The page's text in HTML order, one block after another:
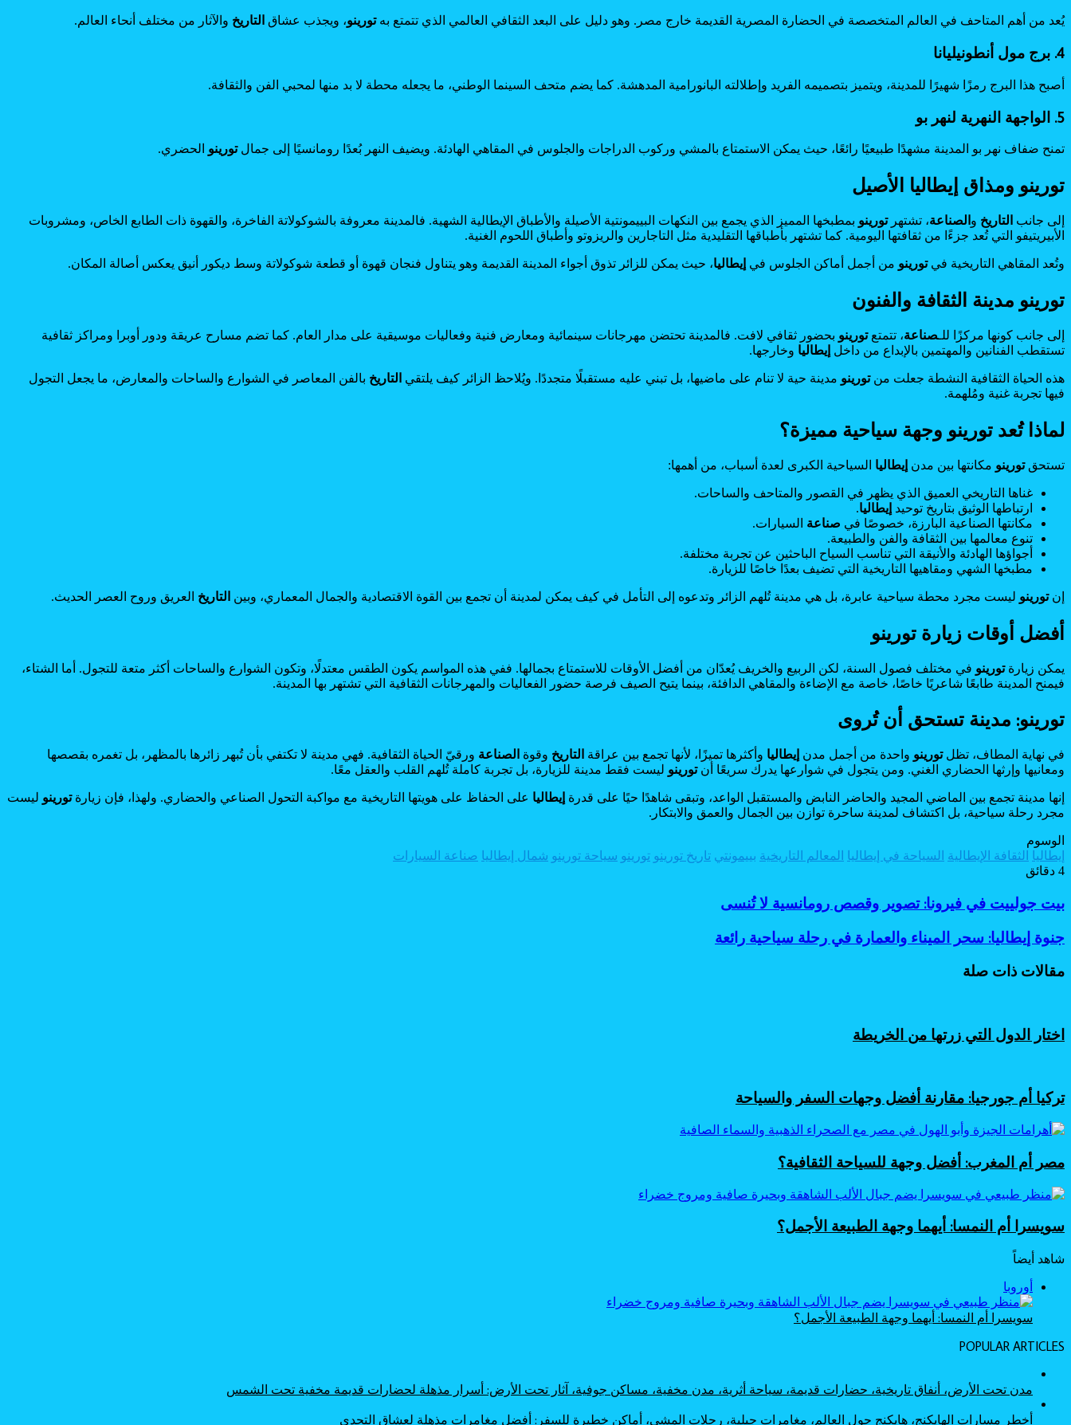
يُعد من أهم المتاحف في العالم المتخصصة في الحضارة المصرية القديمة خارج مصر. وهو دليل على البعد الثقافي العالمي الذي تتمتع بهتورينو، ويجذب عشاق التاريخ والآثار من مختلف أنحاء العالم.
4. برج مول أنطونيليانا
أصبح هذا البرج رمزًا شهيرًا للمدينة، ويتميز بتصميمه الفريد وإطلالته البانورامية المدهشة. كما يضم متحف السينما الوطني، ما يجعله محطة لا بد منها لمحبي الفن والثقافة.
5. الواجهة النهرية لنهر بو
تمنح ضفاف نهر بو المدينة مشهدًا طبيعيًا رائعًا، حيث يمكن الاستمتاع بالمشي وركوب الدراجات والجلوس في المقاهي الهادئة. ويضيف النهر بُعدًا رومانسيًا إلى جمالتورينو الحضري.
تورينو ومذاق إيطاليا الأصيل
إلى جانب التاريخ و الصناعة، تشتهرتورينو بمطبخها المميز الذي يجمع بين النكهات البييمونتية الأصيلة والأطباق الإيطالية الشهية. فالمدينة معروفة بالشوكولاتة الفاخرة، والقهوة ذات الطابع الخاص، ومشروبات
الأبيريتيفو التي تُعد جزءًا من ثقافتها اليومية. كما تشتهر بأطباقها التقليدية مثل التاجارين والريزوتو وأطباق اللحوم الغنية.
وتُعد المقاهي التاريخية فيتورينو من أجمل أماكن الجلوس في إيطاليا، حيث يمكن للزائر تذوق أجواء المدينة القديمة وهو يتناول فنجان قهوة أو قطعة شوكولاتة وسط ديكور أنيق يعكس أصالة المكان.
تورينو مدينة الثقافة والفنون
إلى جانب كونها مركزًا للـصناعة، تتمتعتورينو بحضور ثقافي لافت. فالمدينة تحتضن مهرجانات سينمائية ومعارض فنية وفعاليات موسيقية على مدار العام. كما تضم مسارح عريقة ودور أوبرا ومراكز ثقافية
تستقطب الفنانين والمهتمين بالإبداع من داخل إيطاليا وخارجها.
هذه الحياة الثقافية النشطة جعلت منتورينو مدينة حية لا تنام على ماضيها، بل تبني عليه مستقبلًا متجددًا. ويُلاحظ الزائر كيف يلتقي التاريخ بالفن المعاصر في الشوارع والساحات والمعارض، ما يجعل التجول
فيها تجربة غنية ومُلهمة.
لماذا تُعد تورينو وجهة سياحية مميزة؟
تستحقتورينو مكانتها بين مدن إيطاليا السياحية الكبرى لعدة أسباب، من أهمها:
غناها التاريخي العميق الذي يظهر في القصور والمتاحف والساحات.
ارتباطها الوثيق بتاريخ توحيد إيطاليا.
مكانتها الصناعية البارزة، خصوصًا في صناعة السيارات.
تنوع معالمها بين الثقافة والفن والطبيعة.
أجواؤها الهادئة والأنيقة التي تناسب السياح الباحثين عن تجربة مختلفة.
مطبخها الشهي ومقاهيها التاريخية التي تضيف بعدًا خاصًا للزيارة.
إنتورينو ليست مجرد محطة سياحية عابرة، بل هي مدينة تُلهم الزائر وتدعوه إلى التأمل في كيف يمكن لمدينة أن تجمع بين القوة الاقتصادية والجمال المعماري، وبين التاريخ العريق وروح العصر الحديث.
أفضل أوقات زيارة تورينو
يمكن زيارةتورينو في مختلف فصول السنة، لكن الربيع والخريف يُعدّان من أفضل الأوقات للاستمتاع بجمالها. ففي هذه المواسم يكون الطقس معتدلًا، وتكون الشوارع والساحات أكثر متعة للتجول. أما الشتاء،
فيمنح المدينة طابعًا شاعريًا خاصًا، خاصة مع الإضاءة والمقاهي الدافئة، بينما يتيح الصيف فرصة حضور الفعاليات والمهرجانات الثقافية التي تشتهر بها المدينة.
تورينو: مدينة تستحق أن تُروى
في نهاية المطاف، تظلتورينو واحدة من أجمل مدن إيطاليا وأكثرها تميزًا، لأنها تجمع بين عراقة التاريخ وقوة الصناعة ورقيّ الحياة الثقافية. فهي مدينة لا تكتفي بأن تُبهر زائرها بالمظهر، بل تغمره بقصصها
ومعانيها وإرثها الحضاري الغني. ومن يتجول في شوارعها يدرك سريعًا أنتورينو ليست فقط مدينة للزيارة، بل تجربة كاملة تُلهم القلب والعقل معًا.
إنها مدينة تجمع بين الماضي المجيد والحاضر النابض والمستقبل الواعد، وتبقى شاهدًا حيًا على قدرة إيطاليا على الحفاظ على هويتها التاريخية مع مواكبة التحول الصناعي والحضاري. ولهذا، فإن زيارةتورينو ليست
مجرد رحلة سياحية، بل اكتشاف لمدينة ساحرة توازن بين الجمال والعمق والابتكار.
الوسوم
إيطاليا
الثقافة الإيطالية السياحة في إيطاليا المعالم التاريخية بييمونتي تاريخ تورينو تورينو سياحة تورينو شمال إيطاليا صناعة السيارات
4 دقائق
عبر
البريد
بيت
جولييت
فيرونا:
تصوير
وقصص
بيت جولييت في فيرونا: تصوير وقصص رومانسية لا تُنسى
جنوة
إيطاليا:
سحر
الميناء
رحلة
سياحية
جنوة إيطاليا: سحر الميناء والعمارة في رحلة سياحية رائعة
مقالات ذات صلة
اختار الدول التي زرتها من الخريطة
تركيا أم جورجيا: مقارنة أفضل وجهات السفر والسياحة
مصر أم المغرب: أفضل وجهة للسياحة الثقافية؟
سويسرا أم النمسا: أيهما وجهة الطبيعة الأجمل؟
شاهد أيضاً
أوروبا
سويسرا أم النمسا: أيهما وجهة الطبيعة الأجمل؟
POPULAR ARTICLES
مدن تحت الأرض، أنفاق تاريخية، حضارات قديمة، سياحة أثرية، مدن مخفية، مساكن جوفية، آثار تحت الأرض: أسرار مذهلة لحضارات قديمة مخفية تحت الشمس
أخطر مسارات الهايكنج، هايكنج حول العالم، مغامرات جبلية، رحلات المشي، أماكن خطيرة للسفر: أفضل مغامرات مذهلة لعشاق التحدي